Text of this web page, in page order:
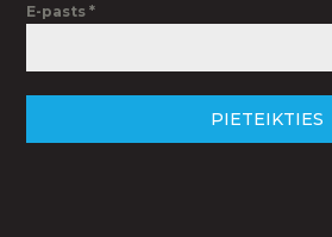
E-pasts*
PIETEIKTIES